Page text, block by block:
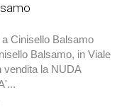
Cinisello Balsamo
Balsamo, in Viale
vendita la NUDA